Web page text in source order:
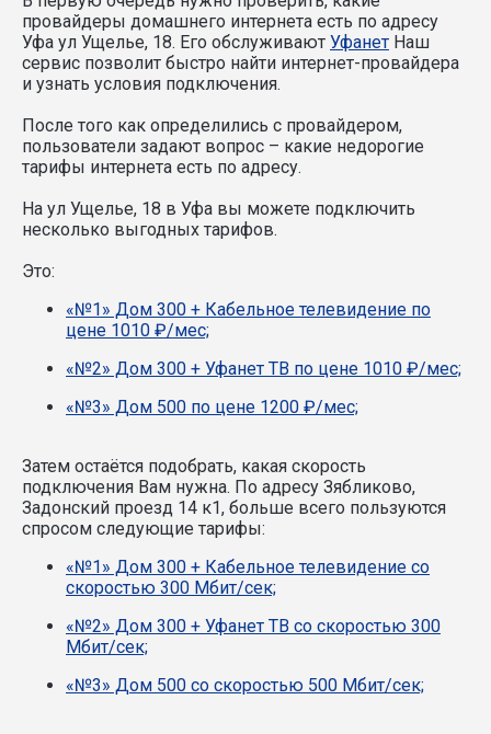
провайдеры домашнего интернета есть по адресу
Уфа ул Ущелье, 18. Его обслуживают Уфанет Наш
сервис позволит быстро найти интернет-провайдера
и узнать условия подключения.
После того как определились с провайдером,
пользователи задают вопрос – какие недорогие
тарифы интернета есть по адресу.
На ул Ущелье, 18 в Уфа вы можете подключить
несколько выгодных тарифов.
Это:
«№1» Дом 300 + Кабельное телевидение по
цене 1010 ₽/мес;
«№2» Дом 300 + Уфанет ТВ по цене 1010 ₽/мес;
«№3» Дом 500 по цене 1200 ₽/мес;
Затем остаётся подобрать, какая скорость
подключения Вам нужна. По адресу Зябликово,
Задонский проезд 14 к1, больше всего пользуются
спросом следующие тарифы:
«№1» Дом 300 + Кабельное телевидение со
скоростью 300 Мбит/сек;
«№2» Дом 300 + Уфанет ТВ со скоростью 300
Мбит/сек;
«№3» Дом 500 со скоростью 500 Мбит/сек;